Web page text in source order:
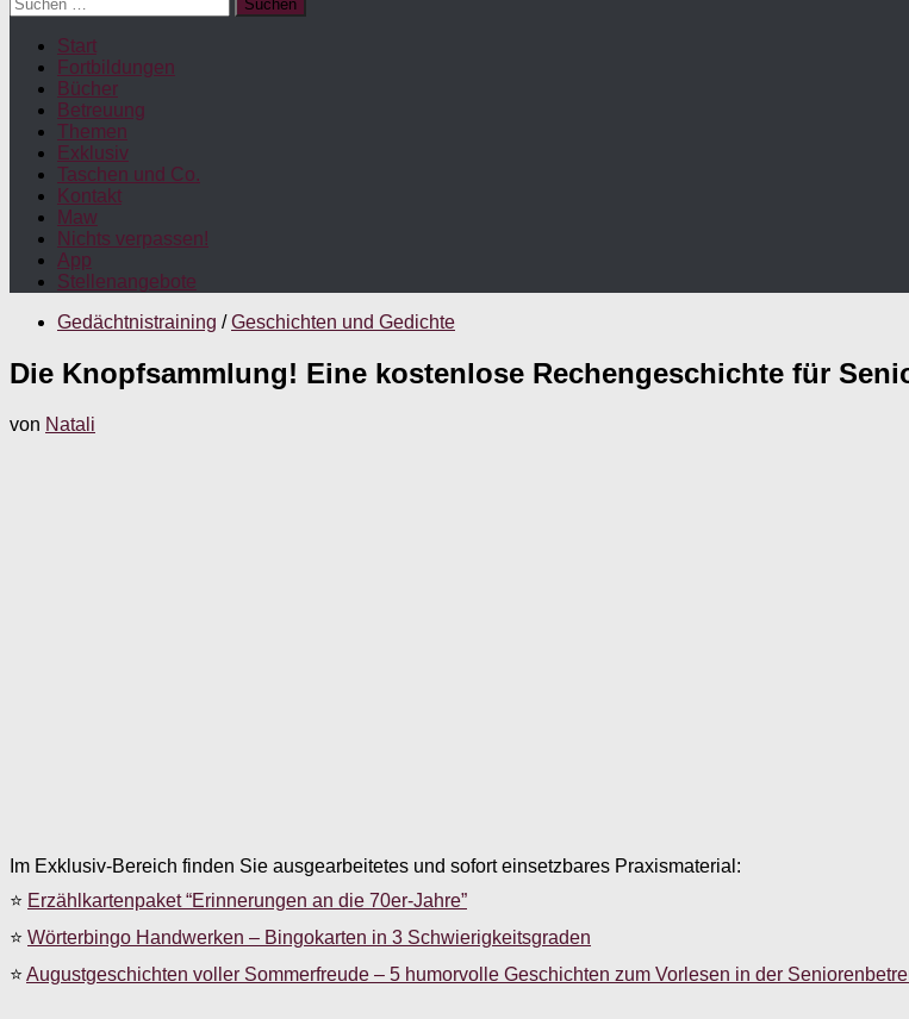
nach:
Start
Fortbildungen
Bücher
Betreuung
Themen
Exklusiv
Taschen und Co.
Kontakt
Maw
Nichts verpassen!
App
Stellenangebote
Gedächtnistraining / Geschichten und Gedichte
Die Knopfsammlung! Eine kostenlose Rechengeschichte für
von Natali
Im Exklusiv-Bereich finden Sie ausgearbeitetes und sofort einsetzbares Praxismaterial:
⭐ Erzählkartenpaket “Erinnerungen an die 70er-Jahre”
⭐ Wörterbingo Handwerken – Bingokarten in 3 Schwierigkeitsgraden
⭐ Augustgeschichten voller Sommerfreude – 5 humorvolle Geschichten zum Vorlesen in der